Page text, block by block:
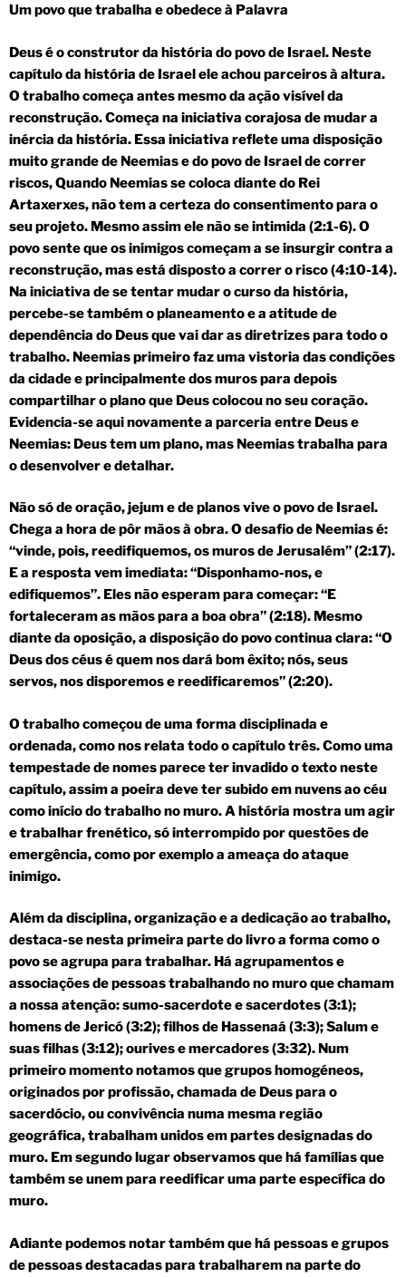
Um povo que trabalha e obedece à Palavra
Deus é o construtor da história do povo de Israel. Neste
capítulo da história de Israel ele achou parceiros à altura.
O trabalho começa antes mesmo da ação visível da
reconstrução. Começa na iniciativa corajosa de mudar a
inércia da história. Essa iniciativa reflete uma disposição
muito grande de Neemias e do povo de Israel de correr
riscos, Quando Neemias se coloca diante do Rei
Artaxerxes, não tem a certeza do consentimento para o
seu projeto. Mesmo assim ele não se intimida (2:1-6). O
povo sente que os inimigos começam a se insurgir contra a
reconstrução, mas está disposto a correr o risco (4:10-14).
Na iniciativa de se tentar mudar o curso da história,
percebe-se também o planeamento e a atitude de
dependência do Deus que vai dar as diretrizes para todo o
trabalho. Neemias primeiro faz uma vistoria das condições
da cidade e principalmente dos muros para depois
compartilhar o plano que Deus colocou no seu coração.
Evidencia-se aqui novamente a parceria entre Deus e
Neemias: Deus tem um plano, mas Neemias trabalha para
o desenvolver e detalhar.
Não só de oração, jejum e de planos vive o povo de Israel.
Chega a hora de pôr mãos à obra. O desafio de Neemias é:
“vinde, pois, reedifiquemos, os muros de Jerusalém” (2:17).
E a resposta vem imediata: “Disponhamo-nos, e
edifiquemos”. Eles não esperam para começar: “E
fortaleceram as mãos para a boa obra” (2:18). Mesmo
diante da oposição, a disposição do povo continua clara: “O
Deus dos céus é quem nos dará bom êxito; nós, seus
servos, nos disporemos e reedificaremos” (2:20).
O trabalho começou de uma forma disciplinada e
ordenada, como nos relata todo o capítulo três. Como uma
tempestade de nomes parece ter invadido o texto neste
capítulo, assim a poeira deve ter subido em nuvens ao céu
como início do trabalho no muro. A história mostra um agir
e trabalhar frenético, só interrompido por questões de
emergência, como por exemplo a ameaça do ataque
inimigo.
Além da disciplina, organização e a dedicação ao trabalho,
destaca-se nesta primeira parte do livro a forma como o
povo se agrupa para trabalhar. Há agrupamentos e
associações de pessoas trabalhando no muro que chamam
a nossa atenção: sumo-sacerdote e sacerdotes (3:1);
homens de Jericó (3:2); filhos de Hassenaá (3:3); Salum e
suas filhas (3:12); ourives e mercadores (3:32). Num
primeiro momento notamos que grupos homogéneos,
originados por profissão, chamada de Deus para o
sacerdócio, ou convivência numa mesma região
geográfica, trabalham unidos em partes designadas do
muro. Em segundo lugar observamos que há famílias que
também se unem para reedificar uma parte específica do
muro.
Adiante podemos notar também que há pessoas e grupos
de pessoas destacadas para trabalharem na parte do